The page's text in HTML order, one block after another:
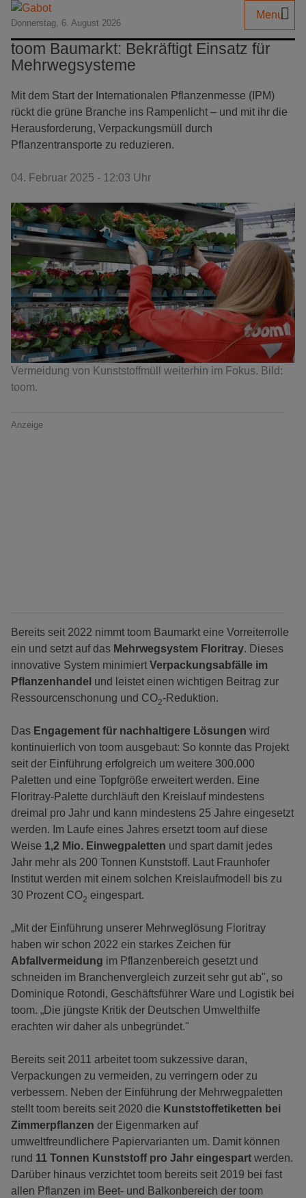
Donnerstag, 6. August 2026
Menu
toom Baumarkt: Bekräftigt Einsatz für
Mehrwegsysteme
Mit dem Start der Internationalen Pflanzenmesse (IPM)
rückt die grüne Branche ins Rampenlicht – und mit ihr die
Herausforderung, Verpackungsmüll durch
Pflanzentransporte zu reduzieren.
04. Februar 2025 - 12:03 Uhr
Vermeidung von Kunststoffmüll weiterhin im Fokus. Bild:
toom.
Anzeige
Bereits seit 2022 nimmt toom Baumarkt eine Vorreiterrolle
ein und setzt auf das Mehrwegsystem Floritray. Dieses
innovative System minimiert Verpackungsabfälle im
Pflanzenhandel und leistet einen wichtigen Beitrag zur
Ressourcenschonung und CO2-Reduktion.
Das Engagement für nachhaltigere Lösungen wird
kontinuierlich von toom ausgebaut: So konnte das Projekt
seit der Einführung erfolgreich um weitere 300.000
Paletten und eine Topfgröße erweitert werden. Eine
Floritray-Palette durchläuft den Kreislauf mindestens
dreimal pro Jahr und kann mindestens 25 Jahre eingesetzt
werden. Im Laufe eines Jahres ersetzt toom auf diese
Weise 1,2 Mio. Einwegpaletten und spart damit jedes
Jahr mehr als 200 Tonnen Kunststoff. Laut Fraunhofer
Institut werden mit einem solchen Kreislaufmodell bis zu
30 Prozent CO2 eingespart.
„Mit der Einführung unserer Mehrweglösung Floritray
haben wir schon 2022 ein starkes Zeichen für
Abfallvermeidung im Pflanzenbereich gesetzt und
schneiden im Branchenvergleich zurzeit sehr gut ab", so
Dominique Rotondi, Geschäftsführer Ware und Logistik bei
toom. „Die jüngste Kritik der Deutschen Umwelthilfe
erachten wir daher als unbegründet."
Bereits seit 2011 arbeitet toom sukzessive daran,
Verpackungen zu vermeiden, zu verringern oder zu
verbessern. Neben der Einführung der Mehrwegpaletten
stellt toom bereits seit 2020 die Kunststoffetiketten bei
Zimmerpflanzen der Eigenmarken auf
umweltfreundlichere Papiervarianten um. Damit können
rund 11 Tonnen Kunststoff pro Jahr eingespart werden.
Darüber hinaus verzichtet toom bereits seit 2019 bei fast
allen Pflanzen im Beet- und Balkonbereich der toom